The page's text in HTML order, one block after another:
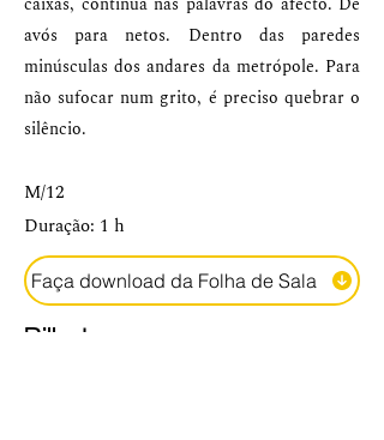
avós para netos. Dentro das paredes
minúsculas dos andares da metrópole. Para
não sufocar num grito, é preciso quebrar o
silêncio.
M/12
Duração: 1 h
Faça download da Folha de Sala
Bilhetes e reservas